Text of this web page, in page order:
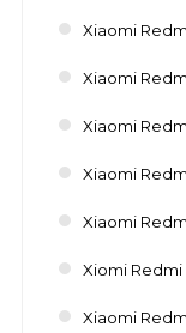
Xiaomi
Xiaomi
Xiaomi
Xiaomi
Xiaomi
Xiomi
Xiaomi